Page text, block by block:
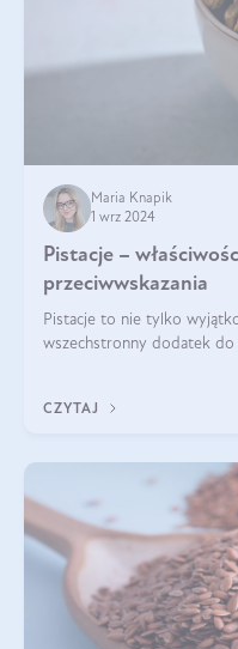
Maria Knapik
1 wrz 2024
Pistacje –
przeciwwskazania
Pistacje to nie tylko
wszechstronny dodatek
CZYTAJ